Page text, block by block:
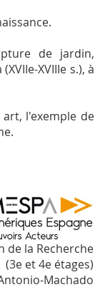
de jardin,
XVIIIe s.), à
l'exemple de
de la Recherche
(3e et 4e étages)
Machado